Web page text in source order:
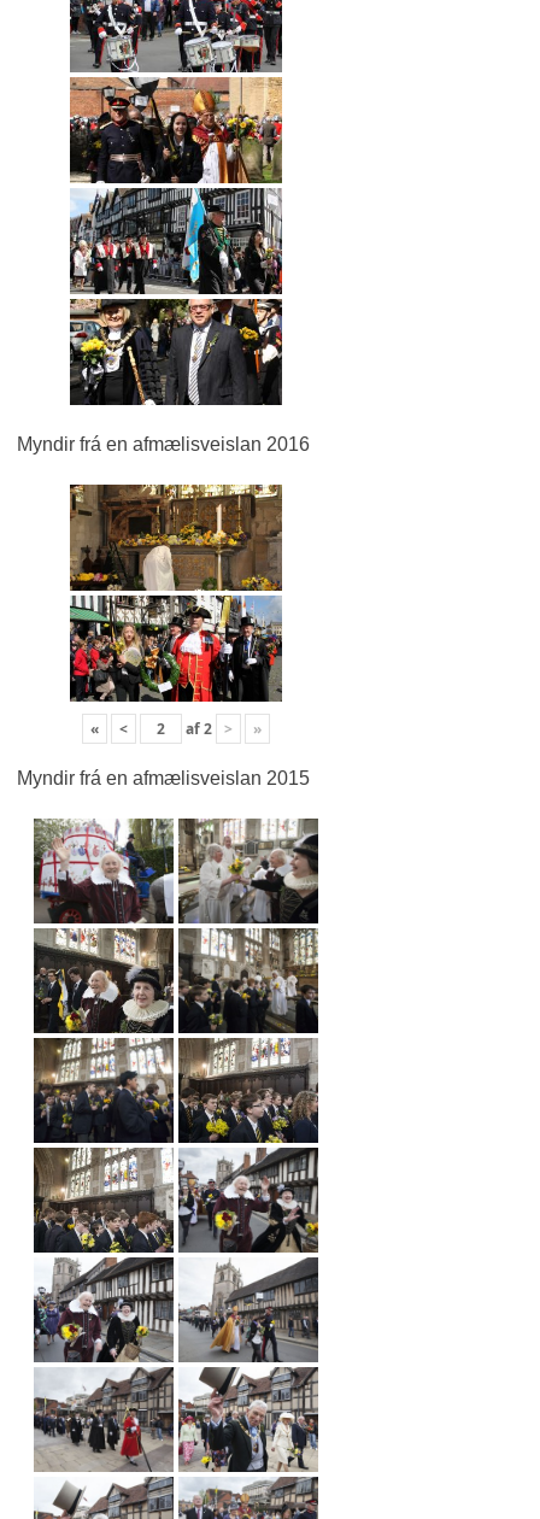
Myndir frá en afmælisveislan 2016
« < af2 > »
Myndir frá en afmælisveislan 2015